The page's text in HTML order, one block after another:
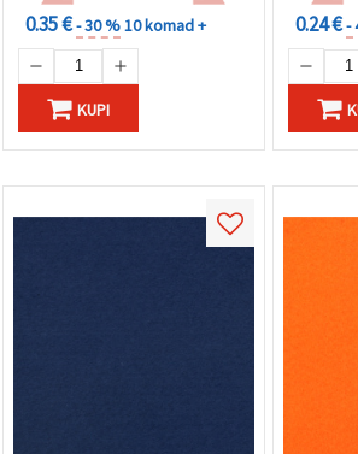
Postavke
0.35 €- 30 %10 komad +
KUPI
0.24 €-